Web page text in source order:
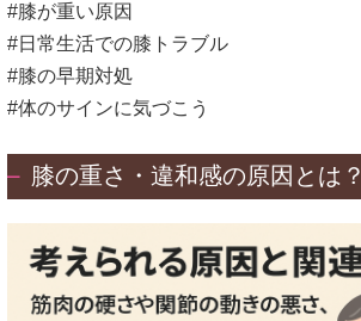
#膝が重い原因
#日常生活での膝トラブル
#膝の早期対処
#体のサインに気づこう
膝の重さ・違和感の原因とは？